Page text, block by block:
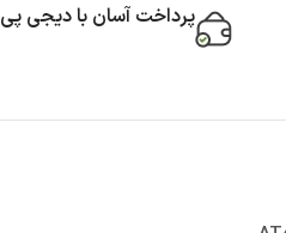
پرداخت آسان با دیجی پی